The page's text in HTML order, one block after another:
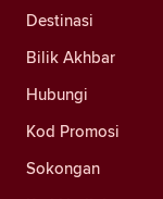
Destinasi
Bilik Akhbar
Hubungi
Kod Promosi
Sokongan